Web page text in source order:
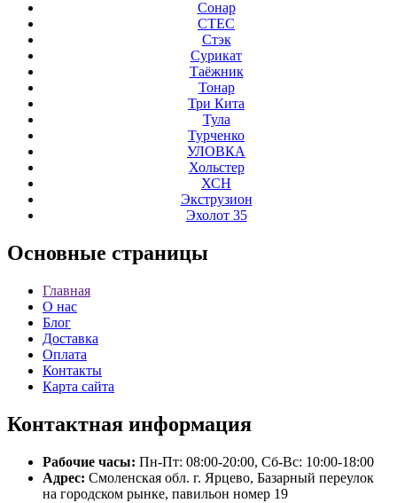
Сонар
СТЕС
Стэк
Сурикат
Таёжник
Тонар
Три Кита
Тула
Турченко
УЛОВКА
Хольстер
ХСН
Экструзион
Эхолот 35
Основные страницы
Главная
О нас
Блог
Доставка
Оплата
Контакты
Карта сайта
Контактная информация
Рабочие часы: Пн-Пт: 08:00-20:00, Сб-Вс: 10:00-18:00
Адрес: Смоленская обл. г. Ярцево, Базарный переулок
на городском рынке, павильон номер 19